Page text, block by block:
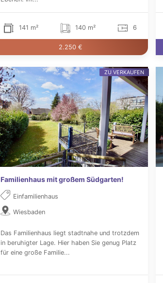
141 m² 140 m² 6
2.250 €
Familienhaus mit großem Südgarten!
Einfamilienhaus
Wiesbaden
Das Familienhaus liegt stadtnahe und trotzdem
in beruhigter Lage. Hier haben Sie genug Platz
für eine große Familie...
ZU VERKAUFEN